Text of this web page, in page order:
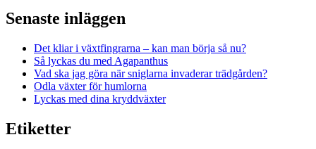
Senaste inläggen
Det kliar i växtfingrarna – kan man börja så nu?
Så lyckas du med Agapanthus
Vad ska jag göra när sniglarna invaderar trädgården?
Odla växter för humlorna
Lyckas med dina kryddväxter
Etiketter